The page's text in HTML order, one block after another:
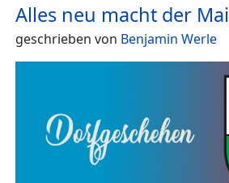
Alles neu macht der Mai
geschrieben von Benjamin Werle